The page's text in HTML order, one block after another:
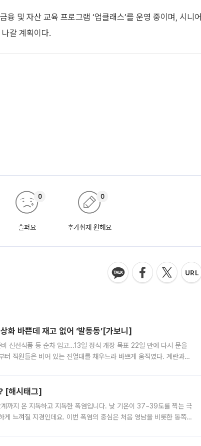
융 및 자산 교육 프로그램 ‘업클래스’를 운영 중이며, 시니어
갈 계획이다.
슬퍼요
0
추가취재 원해요
0
바쁜데 재고 없어 ‘발동동’[가보니]
신선식품 등 순차 입고…13일 정식 개장 목표 22일 만에 다시 문을
터 직원들은 비어 있는 진열대를 채우느라 바쁘게 움직였다. 계란과
[해시태그]
계까지 온 지독하고 지독한 폭염입니다. 낮 기온이 37~39도를 찍는 극
느껴질 지경인데요. 이번 폭염의 중심은 처음 영남을 비롯한 동쪽